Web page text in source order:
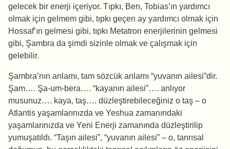
gelecek bir enerji içeriyor. Tıpkı, Ben, Tobias’ın yardımcı
olmak için gelmem gibi, tıpkı geçen ay yardımcı olmak için
Hossaf’ın gelmesi gibi, tıpkı Metatron enerjilerinin gelmesi
gibi, Şambra da şimdi sizinle olmak ve çalışmak için
gelebilir.
Şambra’nın anlamı, tam sözcük anlamı “yuvanın ailesi”dir.
Şam…. Şa-um-bera…. “kayanın ailesi”…. anlıyor
musunuz…. kaya, taş…. düzleştirebileceğiniz o taş – o
Atlantis yaşamlarınızda ve Yeshua zamanındaki
yaşamlarınızda ve Yeni Enerji zamanında düzleştirilip
yumuşatıldı. “Taşın ailesi”, “yuvanın ailesi” – o, tanrısal